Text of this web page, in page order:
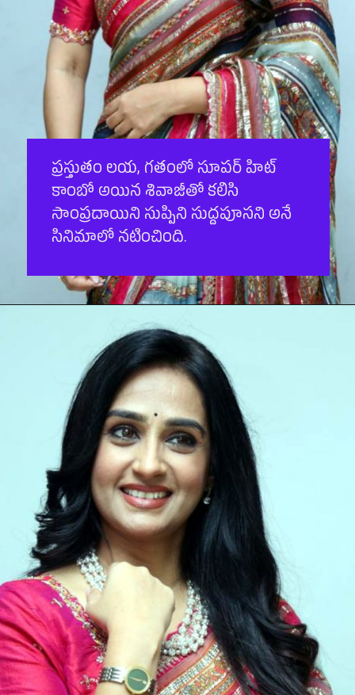
ప్ర‌స్తుతం ల‌య, గ‌తంలో సూప‌ర్ హిట్
కాంబో అయిన శివాజీతో క‌లిసి
సాంప్ర‌దాయిని సుప్పిని సుద్ద‌పూస‌ని అనే